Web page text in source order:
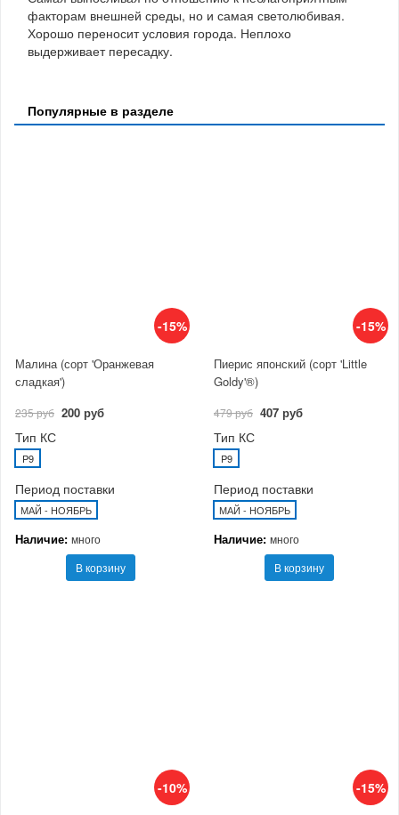
факторам внешней среды, но и самая светолюбивая.
Хорошо переносит условия города. Неплохо
выдерживает пересадку.
Популярные в разделе
-15%
Малина (сорт 'Оранжевая
сладкая')
235 руб 200 руб
Тип КС
P9
Период поставки
МАЙ - НОЯБРЬ
Наличие: много
В корзину
-15%
Пиерис японский (сорт 'Little
Goldy'®)
479 руб 407 руб
Тип КС
P9
Период поставки
МАЙ - НОЯБРЬ
Наличие: много
В корзину
-10% -15%